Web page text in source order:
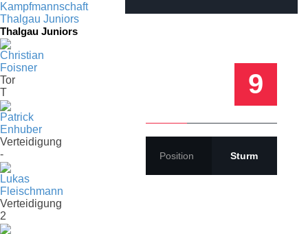
9
Position Sturm
Kampfmannschaft
Thalgau Juniors
Thalgau Juniors
Christian
Foisner
Tor
T
Patrick
Enhuber
Verteidigung
-
Lukas
Fleischmann
Verteidigung
2